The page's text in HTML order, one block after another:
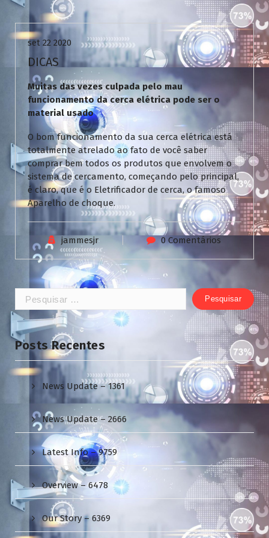
Uncategorized
set 22 2020
DICAS
Muitas das vezes culpada pelo mau
funcionamento da cerca elétrica pode ser o
material usado
O bom funcionamento da sua cerca elétrica está
totalmente atrelado ao fato de você saber
comprar bem todos os produtos que envolvem o
sistema de cercamento, começando pelo principal,
é claro, que é o Eletrificador de cerca, o famoso
Aparelho de choque.
jammesjr 0 Comentários
Pesquisar
por:
Posts Recentes
News Update – 1361
News Update – 2666
Latest Info – 9759
Overview – 6478
Our Story – 6369